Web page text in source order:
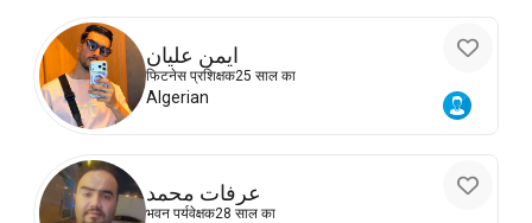
ايمن عليان
फिटनेस प्रशिक्षक25 साल का
Algerian
عرفات محمد
भवन पर्यवेक्षक28 साल का